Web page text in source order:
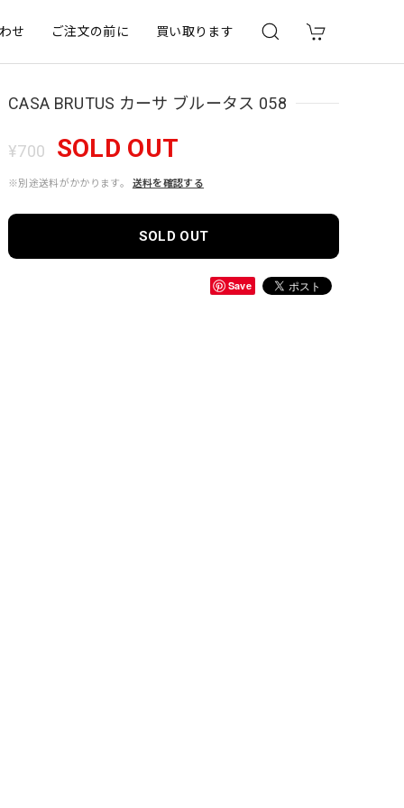
せ ご注文の前に 買い取ります
CASA BRUTUS カーサ ブルータス 058
¥700 SOLD OUT
※別途送料がかかります。 送料を確認する
SOLD OUT
Save